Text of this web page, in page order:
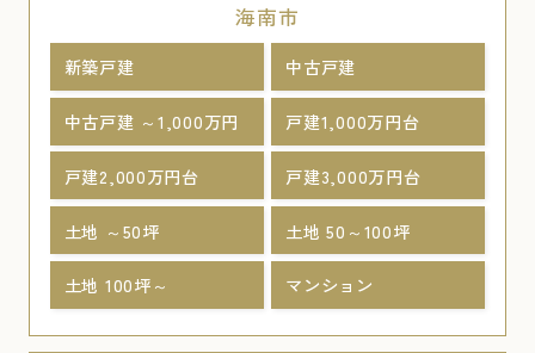
海南市
新築戸建 中古戸建
中古戸建 ～1,000万円 戸建1,000万円台
戸建2,000万円台 戸建3,000万円台
土地 ～50坪 土地 50～100坪
土地 100坪～ マンション